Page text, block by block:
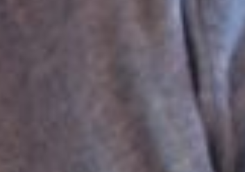
:
notre responsabilité sur ces
possibilités d’évolution à nos équipes,
et compétences requises.
des habitants et des proches, nous
ces avis vérifiés de manière
est aussi la bienvenue au Conseil
d’échanger sur la vie de la maison.